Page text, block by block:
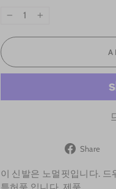
Share
이 신발은 노멀핏입니다.